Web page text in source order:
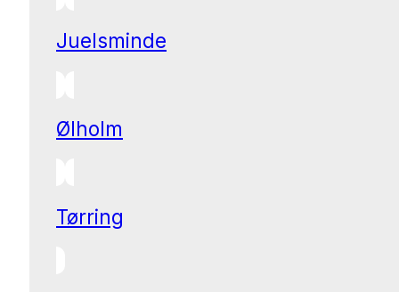
Juelsminde
Ølholm
Tørring